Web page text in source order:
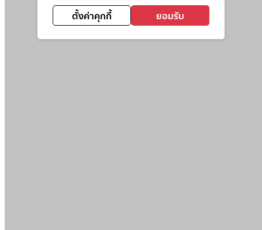
ตั้งค่าคุกกี้ ยอมรับ